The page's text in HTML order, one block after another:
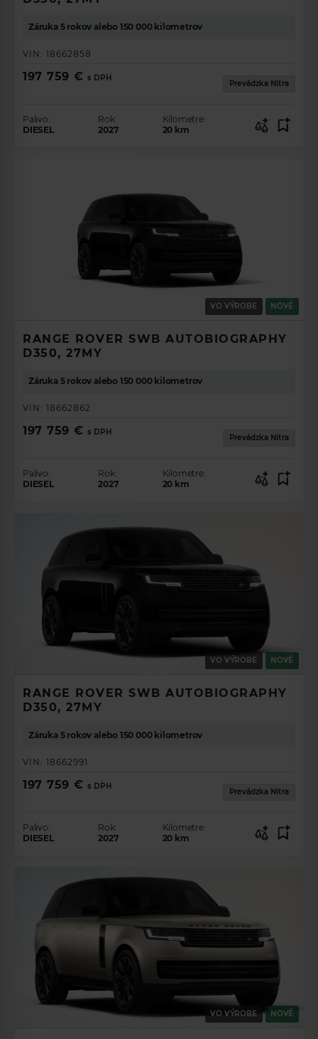
Záruka 5 rokov alebo 150 000 kilometrov
VIN: 18662858
197 759 € s DPH
Prevádzka Nitra
Palivo:
DIESEL
Rok:
2027
Kilometre:
20 km
VO VÝROBE NOVÉ
RANGE ROVER SWB AUTOBIOGRAPHY
D350, 27MY
Záruka 5 rokov alebo 150 000 kilometrov
VIN: 18662862
197 759 € s DPH
Prevádzka Nitra
Palivo:
DIESEL
Rok:
2027
Kilometre:
20 km
VO VÝROBE NOVÉ
RANGE ROVER SWB AUTOBIOGRAPHY
D350, 27MY
Záruka 5 rokov alebo 150 000 kilometrov
VIN: 18662991
197 759 € s DPH
Prevádzka Nitra
Palivo:
DIESEL
Rok:
2027
Kilometre:
20 km
VO VÝROBE NOVÉ